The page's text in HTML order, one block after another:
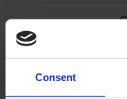
Consent